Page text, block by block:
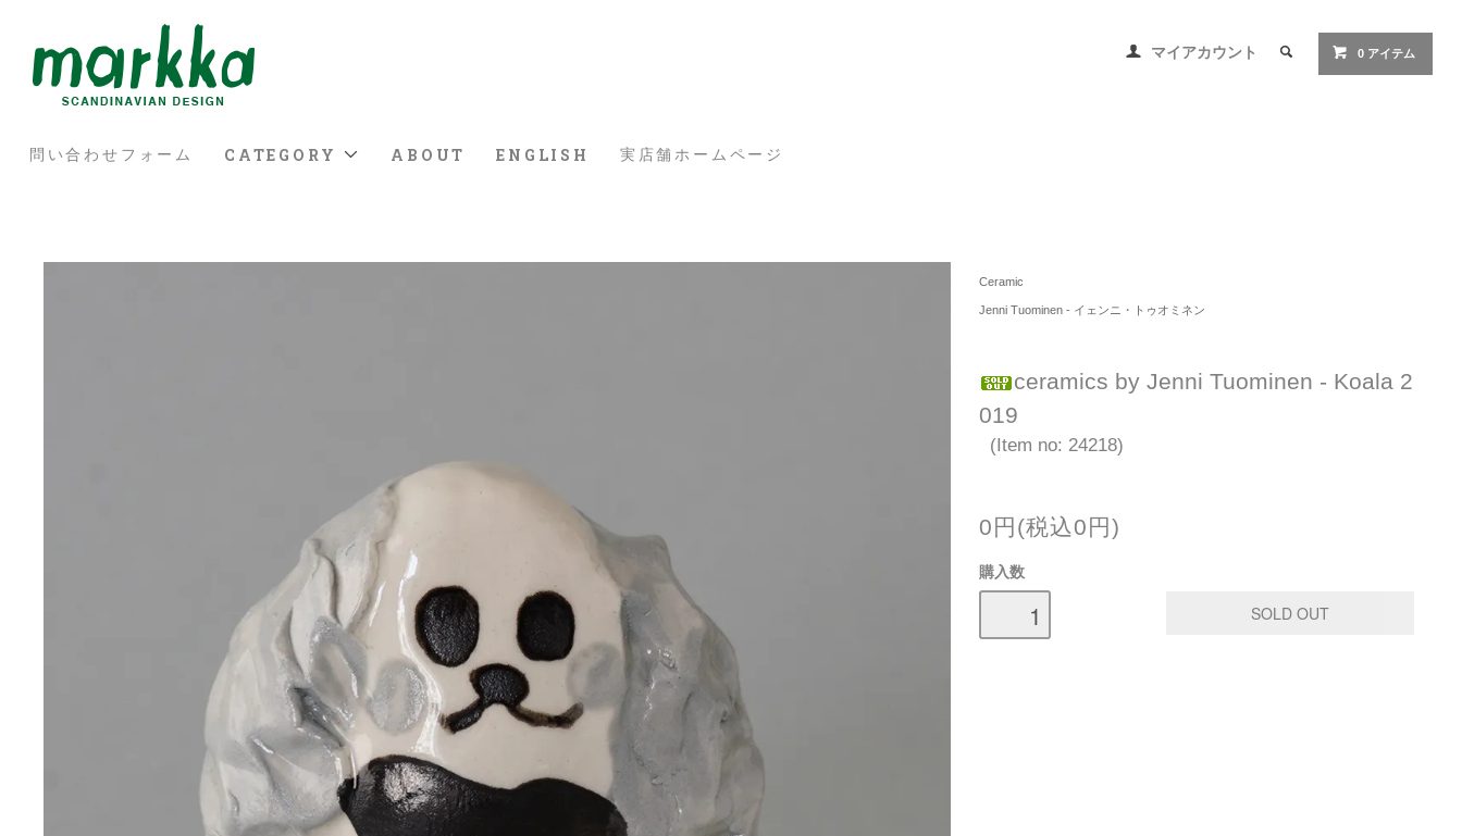
マイアカウント 0 アイテム
問い合わせフォーム CATEGORY ABOUT ENGLISH 実店舗ホームページ
Ceramic
Jenni Tuominen - イェンニ・トゥオミネン
ceramics by Jenni Tuominen - Koala 2
019
(Item no: 24218)
0円(税込0円)
購入数